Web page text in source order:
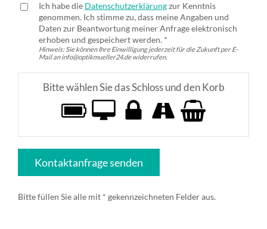
Ich habe die Datenschutzerklärungzur Kenntnis
genommen. Ich stimme zu, dass meine Angaben und
Daten zur Beantwortung meiner Anfrage elektronisch
erhoben und gespeichert werden. *
Hinweis: Sie können Ihre Einwilligung jederzeit für die Zukunft per E-
Mail an info@optikmueller24.de widerrufen.
Bitte wählen Sie das Schloss und den Korb
Bitte füllen Sie alle mit * gekennzeichneten Felder aus.